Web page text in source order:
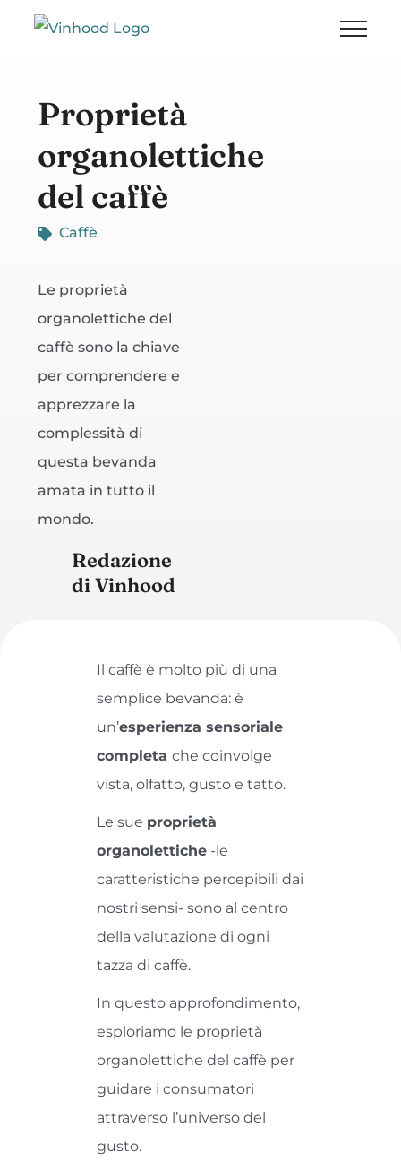
Salta
Proprietà
organolettiche
del caffè
Caffè
Le proprietà
organolettiche del
caffè sono la chiave
per comprendere e
apprezzare la
complessità di
questa bevanda
amata in tutto il
mondo.
Redazione
di Vinhood
Il caffè è molto più di una
semplice bevanda: è
un’esperienza sensoriale
completa che coinvolge
vista, olfatto, gusto e tatto.
Le sue proprietà
organolettiche-le
caratteristiche percepibili dai
nostri sensi- sono al centro
della valutazione di ogni
tazza di caffè.
In questo approfondimento,
esploriamo le proprietà
organolettiche del caffè per
guidare i consumatori
attraverso l’universo del
gusto.